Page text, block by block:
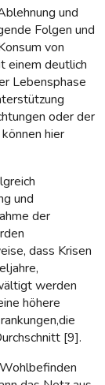
und
Folgen und
von
einem deutlich
Lebensphase
oder der
hier
und
der
dass Krisen
werden
höhere
[9].